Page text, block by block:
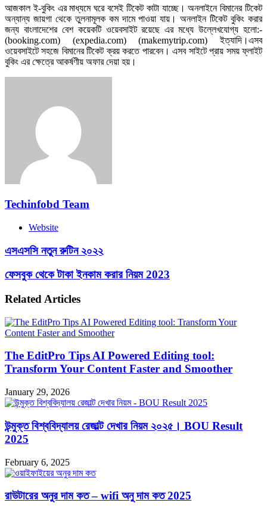
আজকাল ই-বুকিং এর মাধ্যমে ঘরে বসেই টিকেট কাটা যাচ্ছে। অনলাইনে বিমানের টিকেট
অন্যান্য জায়গা থেকে তুলনামূলক কম দামে পাওয়া যায়। অনলাইন টিকেট বুকিং করার
জন্য বাংলাদেশের বেশ কয়েকটি ওয়েবসাইট রয়েছে এর মধ্যে উল্লেখযোগ্য হলো:-
(booking.com) (expedia.com) (makemytrip.com) ইত্যাদি।এসব
ওয়েবসাইটে সহজে বিমানের টিকেট ক্রয় করতে পারবেন। এসব সাইটে প্রায় সময় ফ্লাইট
বুকিং এর ক্ষেত্রে আকর্ষণীয় অফার দেয়া হয়।
Techinfobd Team
Website
এসএসসি নতুন রুটিন ২০২২
ফেসবুক থেকে টাকা ইনকাম করার নিয়ম 2023
Related Articles
The EditPro Tips AI Powered Editing tool:
Transform Your Content Faster and Smoother
January 29, 2026
উন্মুক্ত বিশ্ববিদ্যালয় রেজাল্ট দেখার নিয়ম ২০২৫। BOU Result
2025
February 6, 2025
রাউটারের অনুর দাম কত – wifi অনু দাম কত 2025